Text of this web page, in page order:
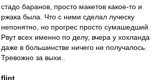
стадо баранов, просто макетов какое-то и
ржака была. Что с ними сделал луческу
непонятно, но прогрес просто сумашедший.
Рвут всех именно по делу, вчера у хохланда
даже в большинстве ничего не получалось.
Тревожно за выхи..
flint